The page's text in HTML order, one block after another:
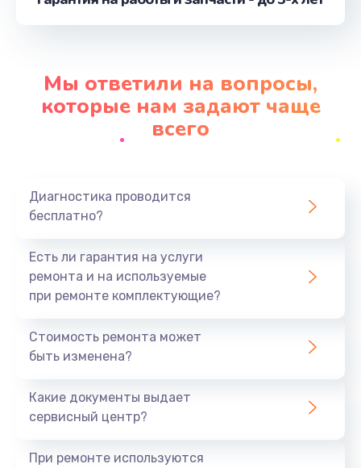
от 3900 руб.
от 1490 руб.
Заказать
от 990 руб.
Заказать
Замена экрана
Мы ответили на вопросы,
которые нам задают чаще
всего
Диагностика проводится
бесплатно?
Есть ли гарантия на услуги
ремонта и на используемые
при ремонте комплектующие?
Стоимость ремонта может
быть изменена?
Какие документы выдает
сервисный центр?
При ремонте используются